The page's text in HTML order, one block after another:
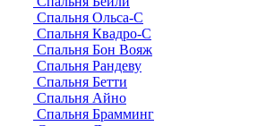
Спальня Ольса-С
Спальня Квадро-С
Спальня Бон Вояж
Спальня Рандеву
Спальня Бетти
Спальня Айно
Спальня Брамминг